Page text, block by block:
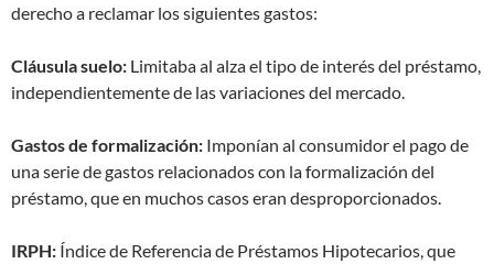
derecho a reclamar los siguientes gastos:
Cláusula suelo: Limitaba al alza el tipo de interés del préstamo,
independientemente de las variaciones del mercado.
Gastos de formalización: Imponían al consumidor el pago de
una serie de gastos relacionados con la formalización del
préstamo, que en muchos casos eran desproporcionados.
IRPH: Índice de Referencia de Préstamos Hipotecarios, que